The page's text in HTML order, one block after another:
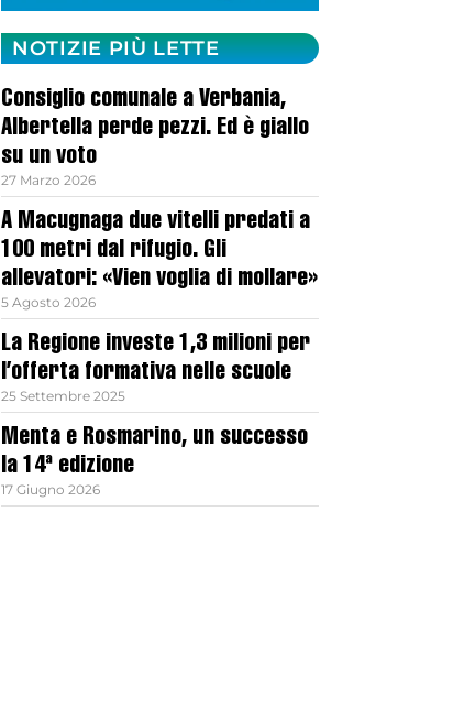
NOTIZIE PIÙ LETTE
Consiglio comunale a Verbania,
Albertella perde pezzi. Ed è giallo
su un voto
27 Marzo 2026
A Macugnaga due vitelli predati a
100 metri dal rifugio. Gli
allevatori: «Vien voglia di mollare»
5 Agosto 2026
La Regione investe 1,3 milioni per
l’offerta formativa nelle scuole
25 Settembre 2025
Menta e Rosmarino, un successo
la 14ª edizione
17 Giugno 2026